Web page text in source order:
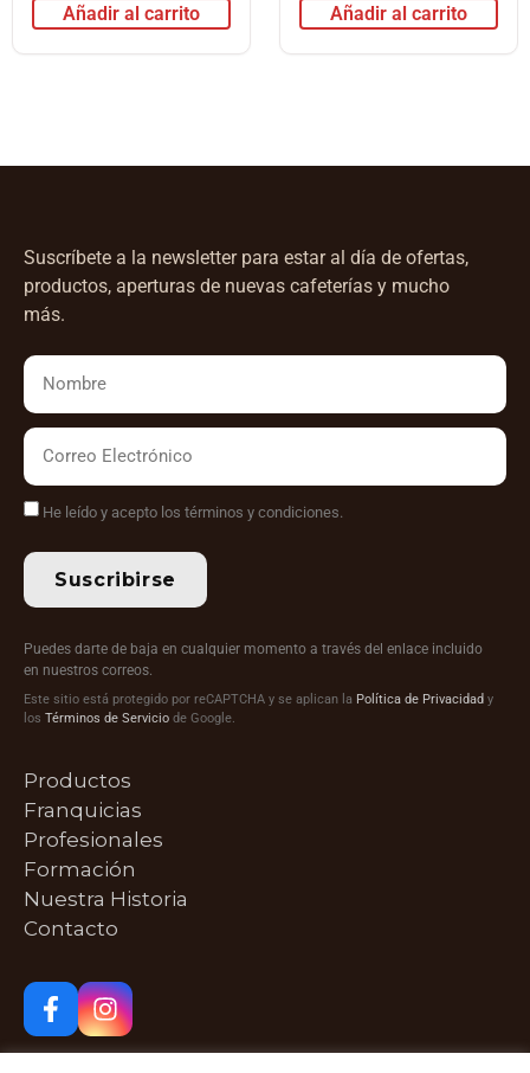
Añadir al carrito Añadir al carrito
Suscríbete a la newsletter para estar al día de ofertas,
productos, aperturas de nuevas cafeterías y mucho
más.
He leído y acepto los términos y condiciones.
Suscribirse
Puedes darte de baja en cualquier momento a través del enlace incluido
en nuestros correos.
Este sitio está protegido por reCAPTCHA y se aplican la Política de Privacidad y
los Términos de Servicio de Google.
Productos
Franquicias
Profesionales
Formación
Nuestra Historia
Contacto